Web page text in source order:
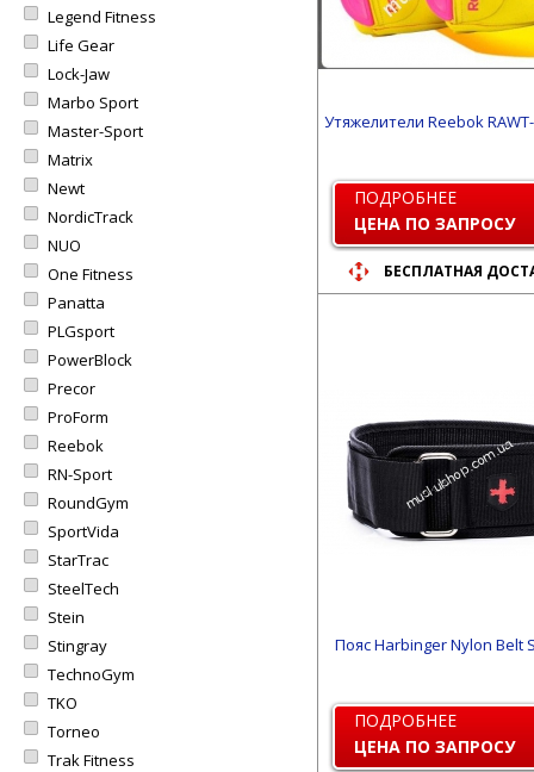
Legend Fitness
Life Gear
Lock-Jaw
Marbo Sport
Master-Sport
Matrix
Newt
NordicTrack
NUO
One Fitness
Panatta
PLGsport
PowerBlock
Precor
ProForm
Reebok
RN-Sport
RoundGym
SportVida
StarTrac
SteelTech
Stein
Stingray
TechnoGym
TKO
Torneo
Trak Fitness
Утяжелители Reebok
ПОДРОБНЕЕ
ЦЕНА ПО ЗАПРОСУ
БЕСПЛАТНАЯ
Пояс Harbinger Nylon Belt
ПОДРОБНЕЕ
ЦЕНА ПО ЗАПРОСУ